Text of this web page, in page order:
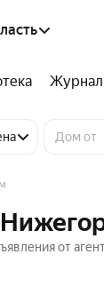
Журнал
от